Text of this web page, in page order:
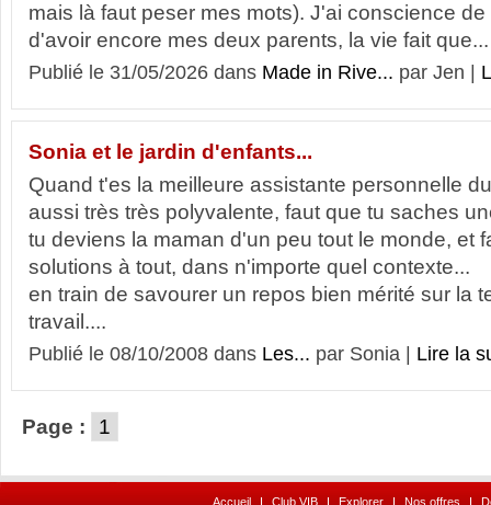
mais là faut peser mes mots). J'ai conscience
d'avoir encore mes deux parents, la vie fait que...
Publié le 31/05/2026 dans Made in Rive... par Jen |
Sonia et le jardin d'enfants...
Quand t'es la meilleure assistante personnelle
aussi très très polyvalente, faut que tu saches
tu deviens la maman d'un peu tout le monde, et
solutions à tout, dans n'importe quel
en train de savourer un repos bien mérité sur la
travail....
Publié le 08/10/2008 dans Les... par Sonia | Lire la
Page : 1
Accueil I Club VIB I Explorer I Nos offres I